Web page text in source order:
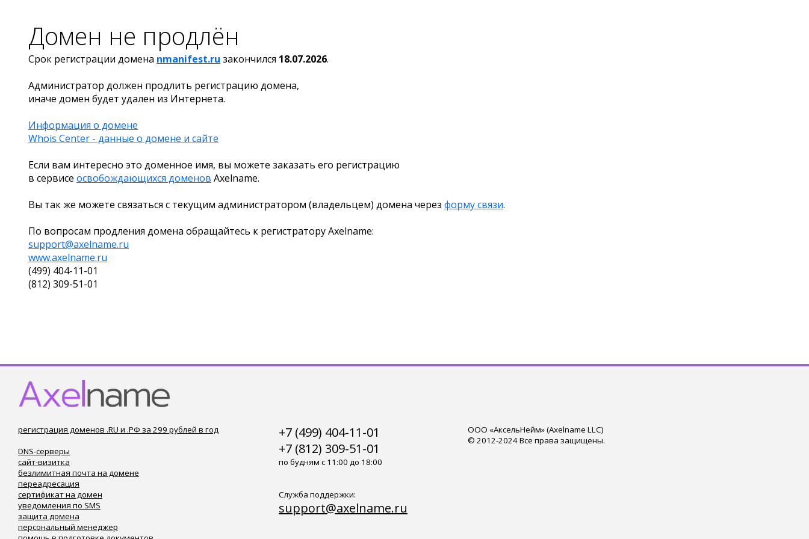
Домен не продлён
Срок регистрации домена nmanifest.ru закончился 18.07.2026.
Администратор должен продлить регистрацию домена,
иначе домен будет удален из Интернета.
Информация о домене
Whois Center - данные о домене и сайте
Если вам интересно это доменное имя, вы можете заказать его регистрацию
в сервисе освобождающихся доменов Axelname.
Вы так же можете связаться с текущим администратором (владельцем) домена через форму связи.
По вопросам продления домена обращайтесь к регистратору Axelname:
support@axelname.ru
www.axelname.ru
(499) 404-11-01
(812) 309-51-01
регистрация доменов .RU и .РФ за 299 рублей в год
DNS-серверы
сайт-визитка
безлимитная почта на домене
переадресация
сертификат на домен
уведомления по SMS
защита домена
персональный менеджер
+7 (499) 404-11-01
+7 (812) 309-51-01
по будням с 11:00 до 18:00
Служба поддержки:
support@axelname.ru
ООО «АксельНейм» (Axelname LLC)
© 2012-2024 Все права защищены.